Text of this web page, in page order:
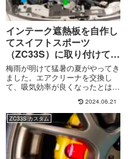
インテーク遮熱板を自作し
てスイフトスポーツ
（ZC33S）に取り付けてみ
た
梅雨が明けて猛暑の夏がやってき
ました。エアクリーナを交換し
て、吸気効率が良くなったとはい
ことができません。BLITZ製のエ
アクリーナとサクションパイプに
交換してから、どうしても気にな
っていることがありましてこの...
2024.06.21
ZC33S カスタム